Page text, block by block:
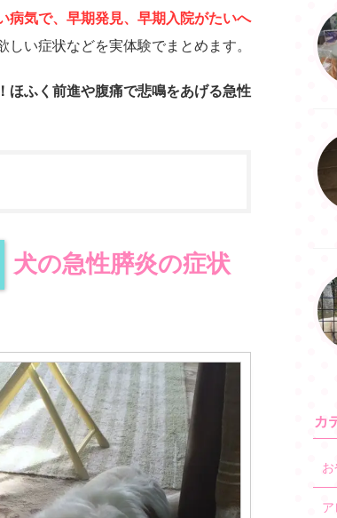
病気で、早期発見、早期入院がたいへ
い症状などを実体験でまとめます。
ほふく前進や腹痛で悲鳴をあげる急性
犬の急性膵炎の症状
カ